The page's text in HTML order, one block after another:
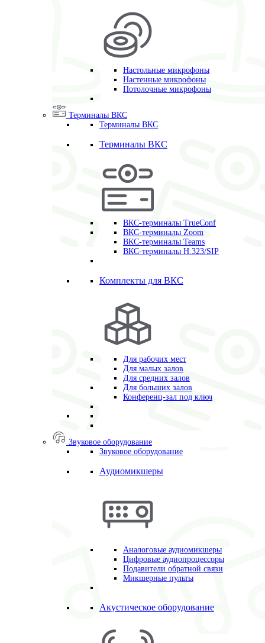
Настольные микрофоны
Настенные микрофоны
Потолочные микрофоны
Терминалы ВКС
Терминалы ВКС
Терминалы ВКС
ВКС-терминалы TrueConf
ВКС-терминалы Zoom
ВКС-терминалы Teams
ВКС-терминалы H.323/SIP
Комплекты для ВКС
Для рабочих мест
Для малых залов
Для средних залов
Для больших залов
Конференц-зал под ключ
Звуковое оборудование
Звуковое оборудование
Аудиомикшеры
Аналоговые аудиомикшеры
Цифровые аудиопроцессоры
Подавители обратной связи
Микшерные пульты
Акустическое оборудование